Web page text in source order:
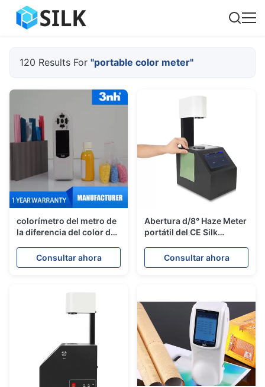
120 Results For "portable color meter"
colorímetro del metro de
la diferencia del color del
el software CQCS3
Consultar ahora
Abertura d/8° Haze Meter
portátil del CE Silk
Consultar ahora